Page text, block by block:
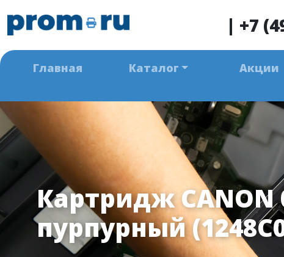
| +7
Главная Каталог Акции
Картридж CANON
пурпурный